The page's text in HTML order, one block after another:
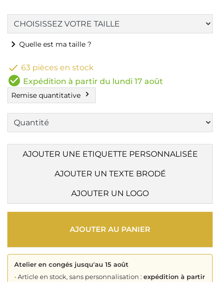
chevron_right Quelle est ma taille ?
 63 pièces en stock
check_circle Expédition à partir du lundi 17 août
Remise quantitative chevron_right
AJOUTER UNE ETIQUETTE PERSONNALISÉE
AJOUTER UN TEXTE BRODÉ
AJOUTER UN LOGO
AJOUTER AU PANIER
Atelier en congés jusqu'au 15 août
•Article en stock, sans personnalisation : expédition à partir